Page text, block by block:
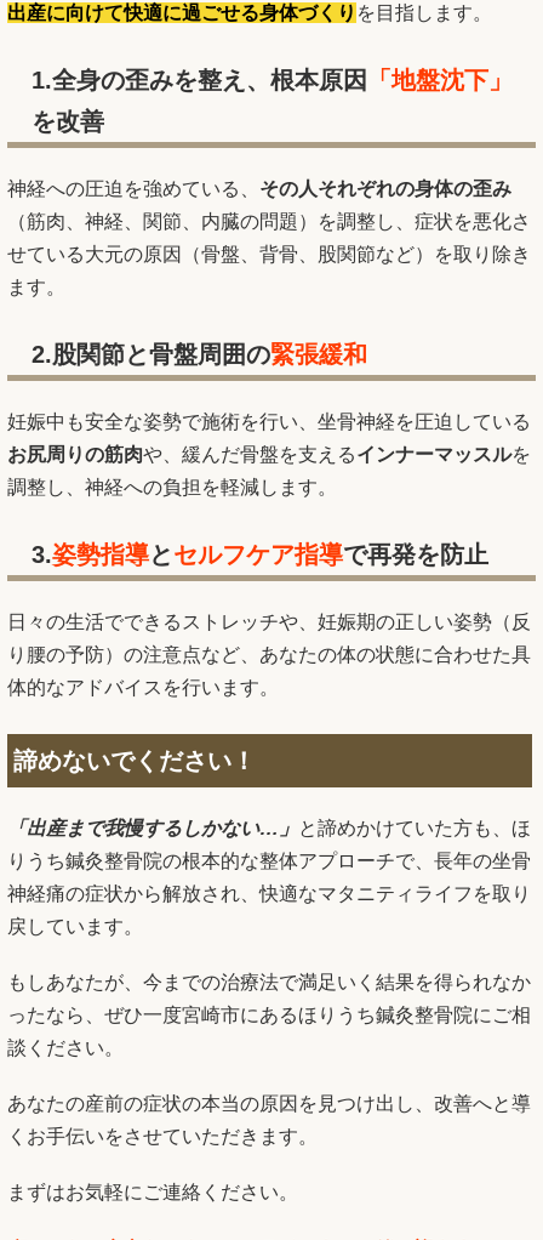
出産に向けて快適に過ごせる身体づくり を目指します。
1.全身の歪みを整え、根本原因
「地盤沈下」
を改善
神経への圧迫を強めている、 その人それぞれの身体の歪み
（筋肉、神経、関節、内臓の問題）を調整し、症状を悪化さ
せている大元の原因（骨盤、背骨、股関節など）を取り除き
ます。
2.股関節と骨盤周囲の緊張緩和
妊娠中も安全な姿勢で施術を行い、坐骨神経を圧迫している
お尻周りの筋肉や、緩んだ骨盤を支えるインナーマッスルを
調整し、神経への負担を軽減します。
3.姿勢指導とセルフケア指導で再発を防止
日々の生活でできるストレッチや、妊娠期の正しい姿勢（反
り腰の予防）の注意点など、あなたの体の状態に合わせた具
体的なアドバイスを行います。
諦めないでください！
「出産まで我慢するしかない…」 と諦めかけていた方も、ほ
りうち鍼灸整骨院の根本的な整体アプローチで、長年の坐骨
神経痛の症状から解放され、快適なマタニティライフを取り
戻しています。
もしあなたが、今までの治療法で満足いく結果を得られなか
ったなら、ぜひ一度宮崎市にあるほりうち鍼灸整骨院にご相
談ください。
あなたの産前の症状の本当の原因を見つけ出し、改善へと導
くお手伝いをさせていただきます。
まずはお気軽にご連絡ください。